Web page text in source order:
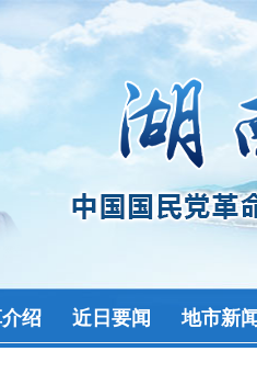
绍 近日要闻 地市新